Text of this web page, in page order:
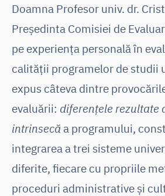
Doamna Profesor univ. dr.
Președinta Comisiei de
pe experiența personală în
calității programelor de studii
expus câteva dintre
evaluării: diferențele rezultate
intrinsecă a programului,
integrarea a trei sisteme
diferite, fiecare cu propriile
proceduri administrative și